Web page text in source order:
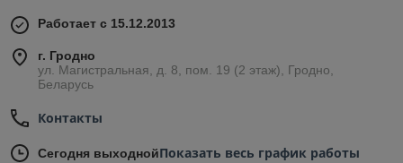
Работает с 15.12.2013
г. Гродно
ул. Магистральная, д. 8, пом. 19 (2 этаж), Гродно,
Беларусь
Контакты
Сегодня выходнойПоказать весь график работы